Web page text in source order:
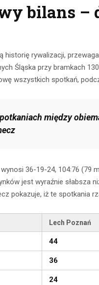
bilans
historię rywalizacji,
Śląska przy bramkach
wszystkich spotkań,
między
36-19-24, 104:76 (79
jest wyraźnie słabsza
pokazuje, iż te spotkania
Lech Poznań
44
36
24